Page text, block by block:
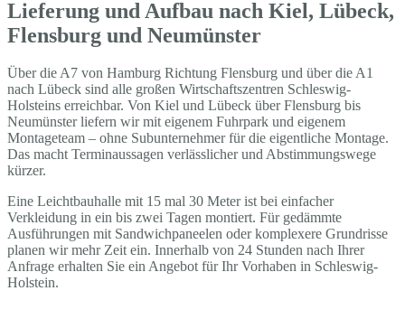
Lieferung und Aufbau nach Kiel, Lübeck,
Flensburg und Neumünster
Über die A7 von Hamburg Richtung Flensburg und über die A1
nach Lübeck sind alle großen Wirtschaftszentren Schleswig-
Holsteins erreichbar. Von Kiel und Lübeck über Flensburg bis
Neumünster liefern wir mit eigenem Fuhrpark und eigenem
Montageteam – ohne Subunternehmer für die eigentliche Montage.
Das macht Terminaussagen verlässlicher und Abstimmungswege
kürzer.
Eine Leichtbauhalle mit 15 mal 30 Meter ist bei einfacher
Verkleidung in ein bis zwei Tagen montiert. Für gedämmte
Ausführungen mit Sandwichpaneelen oder komplexere Grundrisse
planen wir mehr Zeit ein. Innerhalb von 24 Stunden nach Ihrer
Anfrage erhalten Sie ein Angebot für Ihr Vorhaben in Schleswig-
Holstein.